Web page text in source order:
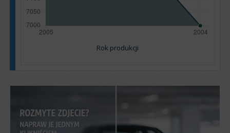
Rok produkcji